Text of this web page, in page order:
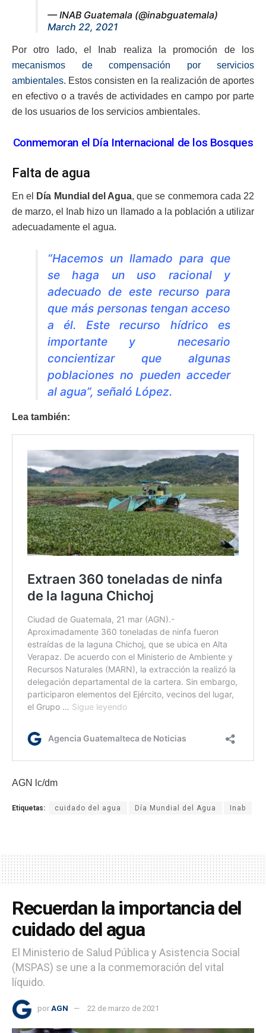
— INAB Guatemala (@inabguatemala)
March 22, 2021
Por otro lado, el Inab realiza la promoción de los
mecanismos de compensación por servicios
ambientales. Estos consisten en la realización de aportes
en efectivo o a través de actividades en campo por parte
de los usuarios de los servicios ambientales.
Conmemoran el Día Internacional de los Bosques
Falta de agua
En el Día Mundial del Agua, que se conmemora cada 22
de marzo, el Inab hizo un llamado a la población a utilizar
adecuadamente el agua.
“Hacemos un llamado para que
se haga un uso racional y
adecuado de este recurso para
que más personas tengan acceso
a él. Este recurso hídrico es
importante y necesario
concientizar que algunas
poblaciones no pueden acceder
al agua”, señaló López.
Lea también:
AGN lc/dm
Etiquetas: cuidado del agua Día Mundial del Agua Inab
Recuerdan la importancia del
cuidado del agua
El Ministerio de Salud Pública y Asistencia Social
(MSPAS) se une a la conmemoración del vital
líquido.
por AGN 22 de marzo de 2021